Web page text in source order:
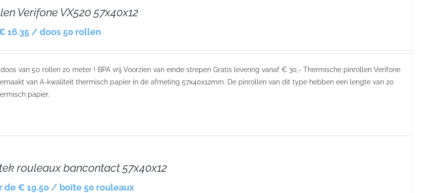
Verifone VX520 57x40x12
16.35 / doos 50 rollen
van 50 rollen 20 meter ! BPA vrij Voorzien van einde strepen Gratis levering vanaf € 30,- Thermische pinrollen Verifone
van A-kwaliteit thermisch papier in de afmeting 57x40x12mm. De pinrollen van dit type hebben een lengte van 20
papier.
rouleaux bancontact 57x40x12
de € 19.50 / boîte 50 rouleaux